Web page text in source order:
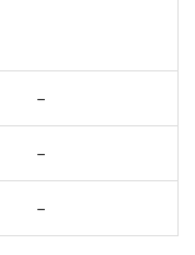
－
－
－